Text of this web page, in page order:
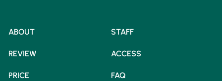
ABOUT
REVIEW
PRICE
STAFF
ACCESS
FAQ